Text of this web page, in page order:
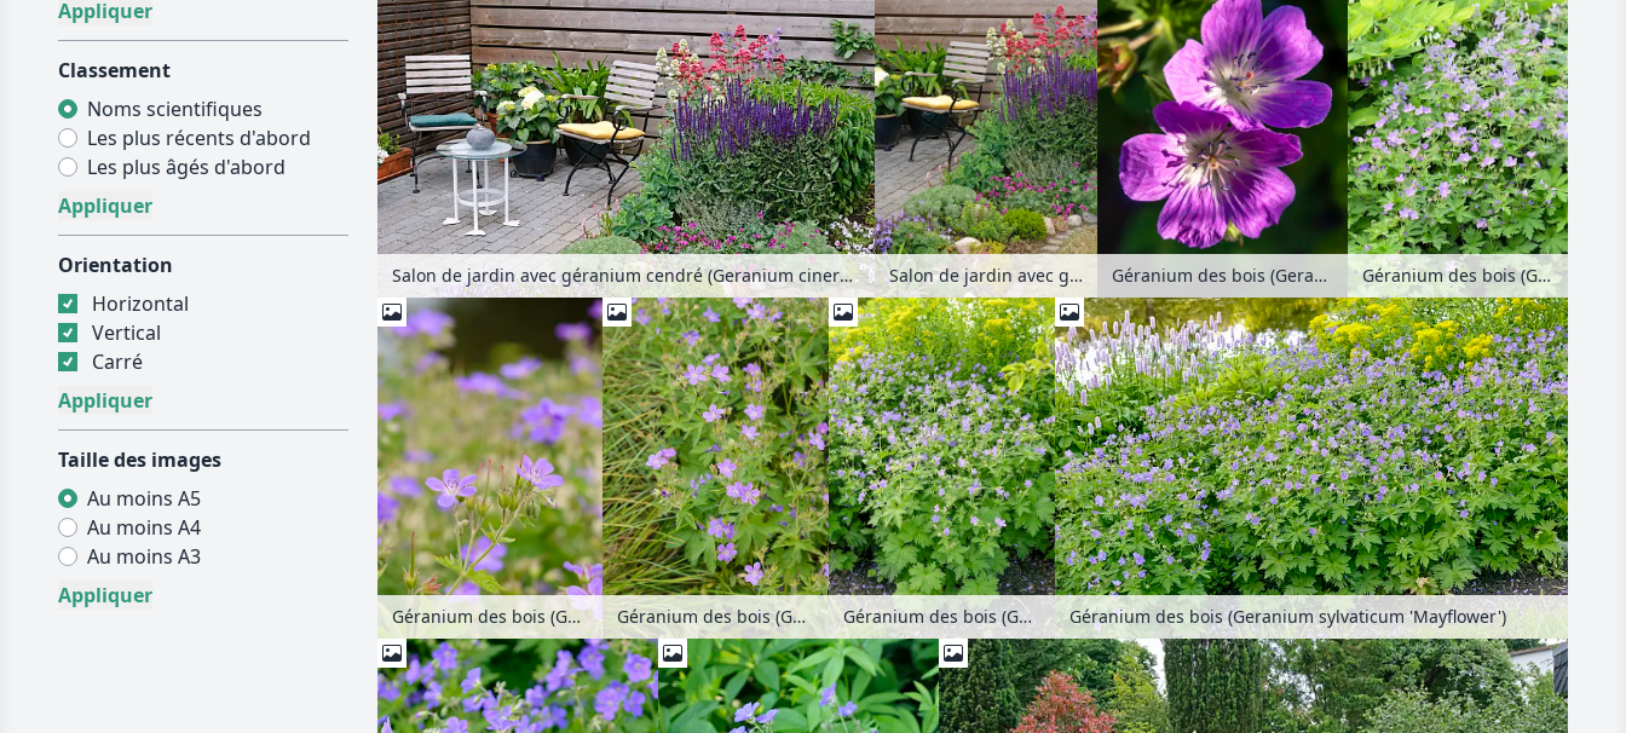
Classement
Noms scientifiques
Les plus récents d'abord
Les plus âgés d'abord
Orientation
Horizontal
Vertical
Carré
Taille des images
Au moins A5
Au moins A4
Au moins A3
Salon de jardin avec géranium cendré (Geranium cinereum subsp. subcaulescens syn. Geranium subcaulescens), sauge des bois (Salvia nemorosa) et centranthe rouge (Centranthus ruber) Salon de jardin avec géranium cendré (Geranium cinereum subsp. subcaulescens syn. Geranium subcaulescens), sauge des bois (Salvia nemorosa) et centranthe rouge (Centranthus ruber) Géranium des bois (Geranium sylvaticum) Géranium des bois (Geranium sylvaticum 'Birch Lilac')
Géranium des bois (Geranium sylvaticum 'Mayflower') Géranium des bois (Geranium sylvaticum 'Mayflower') Géranium des bois (Geranium sylvaticum 'Mayflower') Géranium des bois (Geranium sylvaticum 'Mayflower')